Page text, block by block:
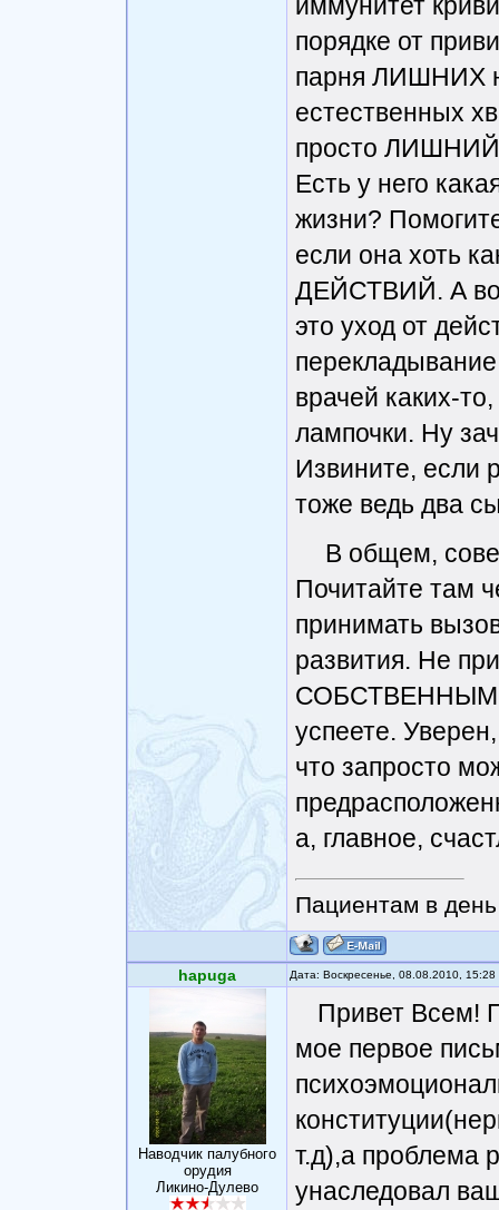
порядке от
парня ЛИШНИХ
естественных
просто ЛИШНИЙ
Есть у него
жизни?
если она хоть
ДЕЙСТВИЙ. А
это уход от
перекладывание
врачей каких-
лампочки. Ну
Извините, если
тоже ведь два
В общем,
Почитайте там
принимать
развития. Не
СОБСТВЕННЫМИ
успеете.
что запросто
а, главное,
Пациентам в
hapuga Дата: Воскресенье, 08.08.2010,
Наводчик палубного
орудия
Ликино-Дулево
Привет Всем!
мое первое
т.д),а проблема
унаследовал